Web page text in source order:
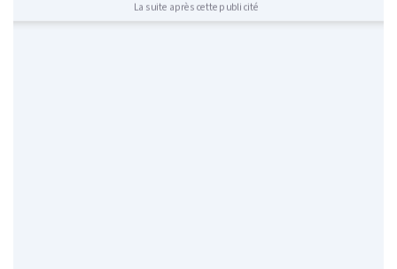
La suite après cette publicité